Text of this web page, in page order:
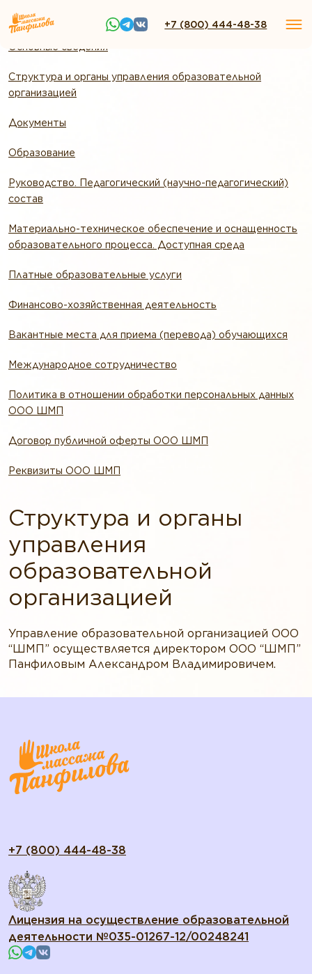
+7 (800) 444-48-38
Основные сведения
Структура и органы управления образовательной
организацией
Документы
Образование
Руководство. Педагогический (научно-педагогический)
состав
Материально-техническое обеспечение и оснащенность
образовательного процесса. Доступная среда
Платные образовательные услуги
Финансово-хозяйственная деятельность
Вакантные места для приема (перевода) обучающихся
Международное сотрудничество
Политика в отношении обработки персональных данных
ООО ШМП
Договор публичной оферты ООО ШМП
Реквизиты ООО ШМП
Структура и органы
управления
образовательной
организацией
Управление образовательной организацией ООО
“ШМП” осуществляется директором ООО “ШМП”
Панфиловым Александром Владимировичем.
Лицензия на осуществление образовательной
деятельности №035-01267-12/00248241
+7 (800) 444-48-38